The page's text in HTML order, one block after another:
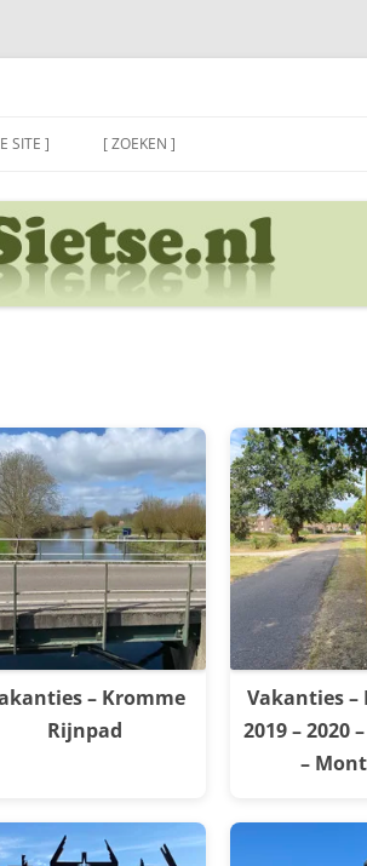
SITE ] [ ZOEKEN ]
– Kromme
Rijnpad
Vakanties –
2019 – 2020
–